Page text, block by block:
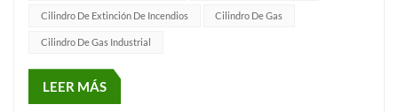
Cilindro De Extinción De Incendios Cilindro De Gas
Cilindro De Gas Industrial
LEER MÁS